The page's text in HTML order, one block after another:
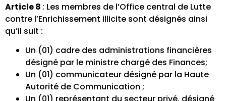
Article 8 : Les membres de l’Office central de Lutte
contre l’Enrichissement illicite sont désignés ainsi
qu’il suit :
Un (01) cadre des administrations financières
désigné par le ministre chargé des Finances;
Un (01) communicateur désigné par la Haute
Autorité de Communication ;